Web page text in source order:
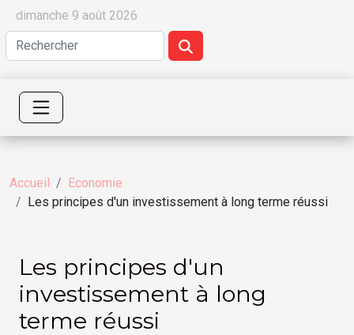
dimanche 9 août 2026
Accueil
Economie
Les principes d'un investissement à long terme réussi
Les principes d'un
investissement à long
terme réussi